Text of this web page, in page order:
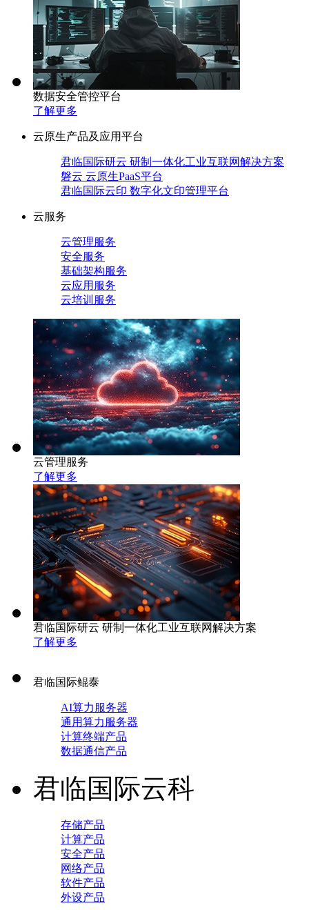
数据安全管控平台
了解更多
云原生产品及应用平台
君临国际研云 研制一体化工业互联网解决方案
磐云 云原生PaaS平台
君临国际云印 数字化文印管理平台
云服务
云管理服务
安全服务
基础架构服务
云应用服务
云培训服务
云管理服务
了解更多
君临国际研云 研制一体化工业互联网解决方案
了解更多
君临国际鲲泰
AI算力服务器
通用算力服务器
计算终端产品
数据通信产品
君临国际云科
存储产品
计算产品
安全产品
网络产品
软件产品
外设产品